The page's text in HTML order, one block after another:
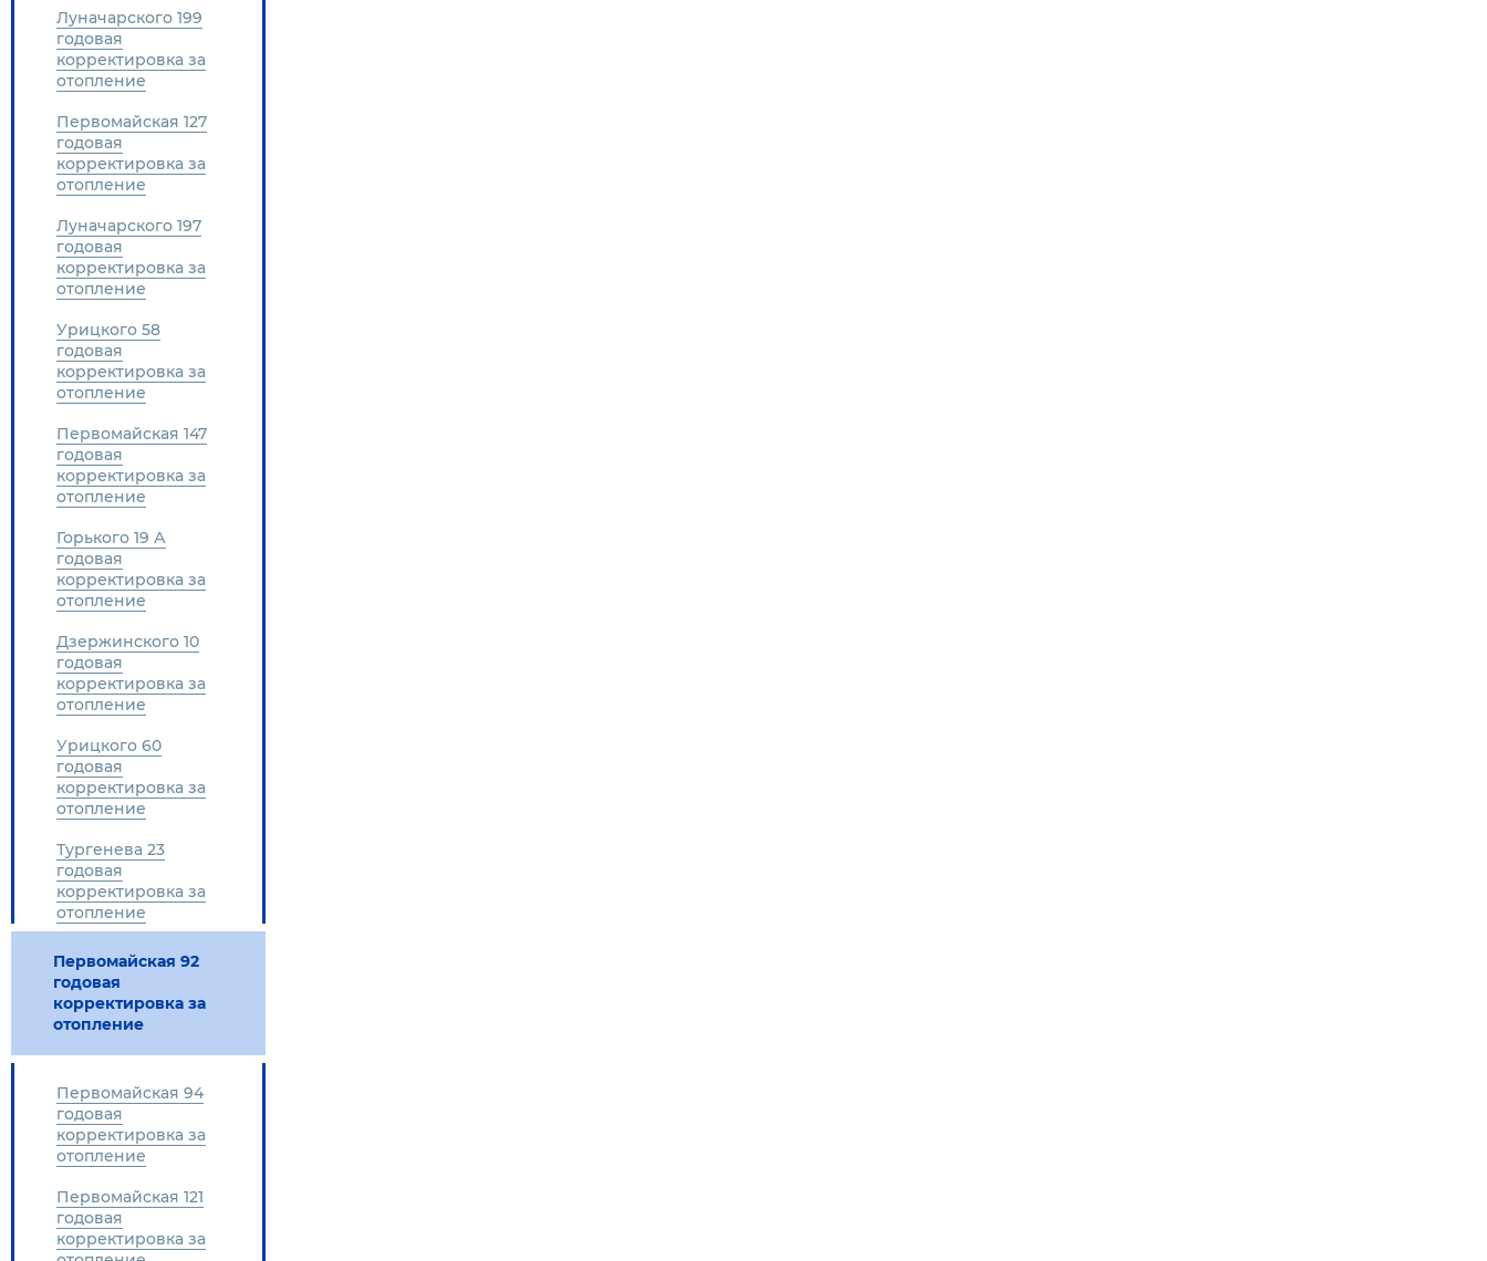
Луначарского 199
годовая
корректировка за
отопление
Первомайская 127
годовая
корректировка за
отопление
Луначарского 197
годовая
корректировка за
отопление
Урицкого 58
годовая
корректировка за
отопление
Первомайская 147
годовая
корректировка за
отопление
Горького 19 А
годовая
корректировка за
отопление
Дзержинского 10
годовая
корректировка за
отопление
Урицкого 60
годовая
корректировка за
отопление
Тургенева 23
годовая
корректировка за
отопление
Первомайская 92
годовая
корректировка за
отопление
Первомайская 94
годовая
корректировка за
отопление
Первомайская 121
годовая
корректировка за